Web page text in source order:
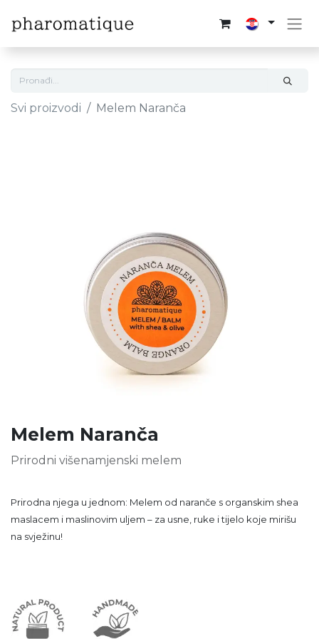
Svi proizvodi Melem Naranča
Melem Naranča
Prirodni višenamjenski melem
Prirodna njega u jednom: Melem od naranče s organskim shea
maslacem i maslinovim uljem – za usne, ruke i tijelo koje mirišu
na svježinu!